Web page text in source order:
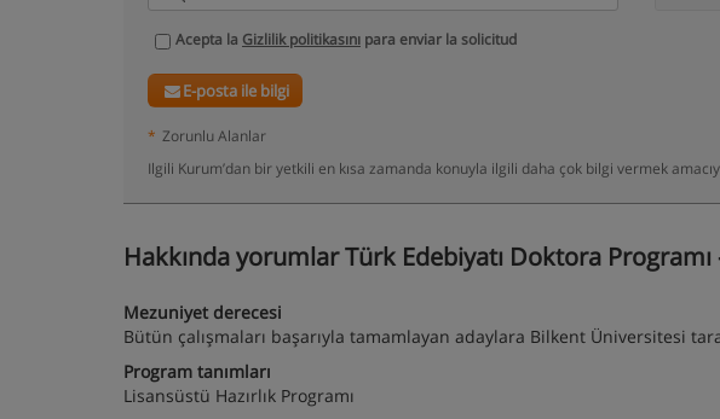
Acepta la Gizlilik politikasını para enviar la solicitud
E-posta ile bilgi
* Zorunlu Alanlar
Ilgili Kurum’dan bir yetkili en kısa zamanda konuyla ilgili daha çok bilgi vermek
Hakkında yorumlar Türk Edebiyatı Doktora
Mezuniyet derecesi
Bütün çalışmaları başarıyla tamamlayan adaylara Bilkent Üniversitesi
Program tanımları
Lisansüstü Hazırlık Programı